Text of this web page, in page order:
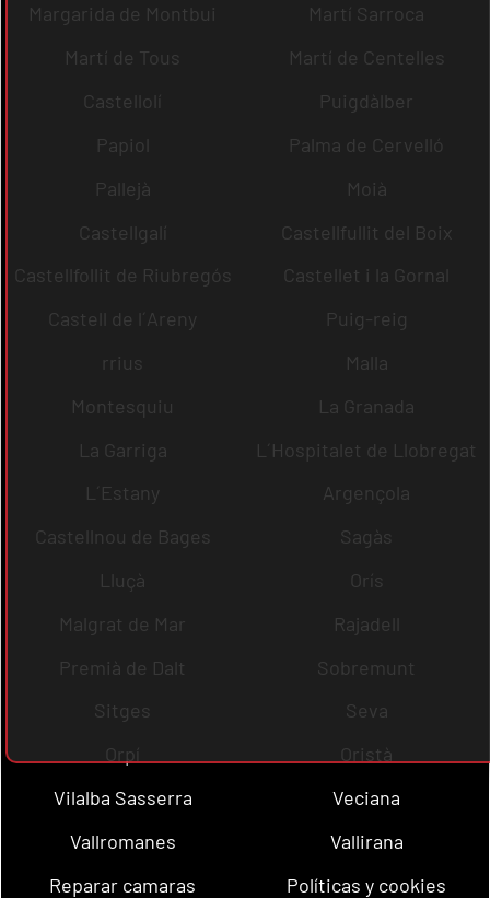
Margarida de Montbui
Martí Sarroca
Martí de Tous
Martí de Centelles
Castellolí
Puigdàlber
Papiol
Palma de Cervelló
Pallejà
Moià
Castellgalí
Castellfullit del Boix
Castellfollit de Riubregós
Castellet i la Gornal
Castell de l´Areny
Puig-reig
rrius
Malla
Montesquiu
La Granada
La Garriga
L´Hospitalet de Llobregat
L´Estany
Argençola
Castellnou de Bages
Sagàs
Lluçà
Orís
Malgrat de Mar
Rajadell
Premià de Dalt
Sobremunt
Sitges
Seva
Orpí
Oristà
Vilalba Sasserra
Veciana
Vallromanes
Vallirana
Reparar camaras
Políticas y cookies